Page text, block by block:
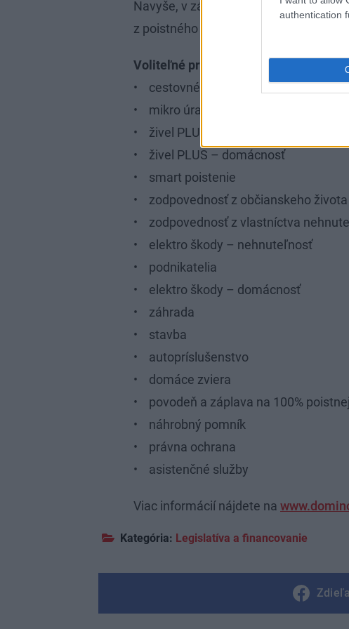
authentication
Navyše, v závislosti od počtu
z poistného až do výšky 20 percent!
Voliteľné pripoistenia:
• cestovné poistenie
• mikro úrazové poistenie
• živel PLUS – nehnuteľnosť
• živel PLUS – domácnosť
• smart poistenie
• zodpovednosť z občianskeho života
• zodpovednosť z vlastníctva
• elektro škody – nehnuteľnosť
• podnikatelia
• elektro škody – domácnosť
• záhrada
• stavba
• autopríslušenstvo
• domáce zviera
• povodeň a záplava na 100%
• náhrobný pomník
• právna ochrana
• asistenčné služby
Viac informácií nájdete na
Kategória: Legislatíva a financovanie